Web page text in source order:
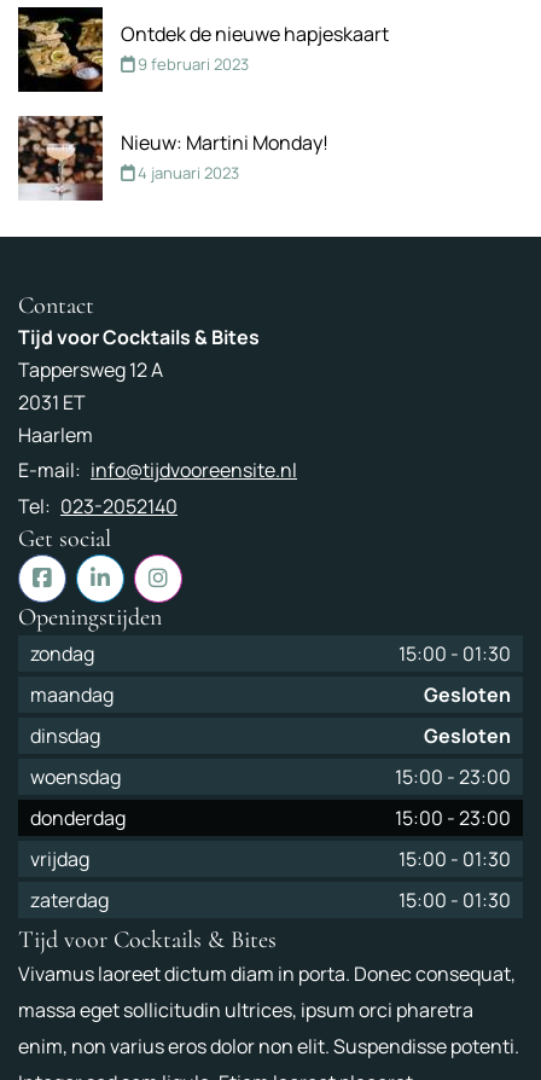
Ontdek de nieuwe hapjeskaart
9 februari 2023
Nieuw: Martini Monday!
4 januari 2023
Contact
Tijd voor Cocktails & Bites
Tappersweg 12 A
2031 ET
Haarlem
E-mail: info@tijdvooreensite.nl
Tel: 023-2052140
Get social
Openingstijden
zondag 15:00 - 01:30
maandag
Gesloten
dinsdag
Gesloten
woensdag
15:00 -23:00
donderdag
15:00 -23:00
vrijdag
15:00 - 01:30
zaterdag
15:00 - 01:30
Tijd voor Cocktails & Bites
Vivamus laoreet dictum diam in porta. Donec consequat,
massa eget sollicitudin ultrices, ipsum orci pharetra
enim, non varius eros dolor non elit. Suspendisse potenti.